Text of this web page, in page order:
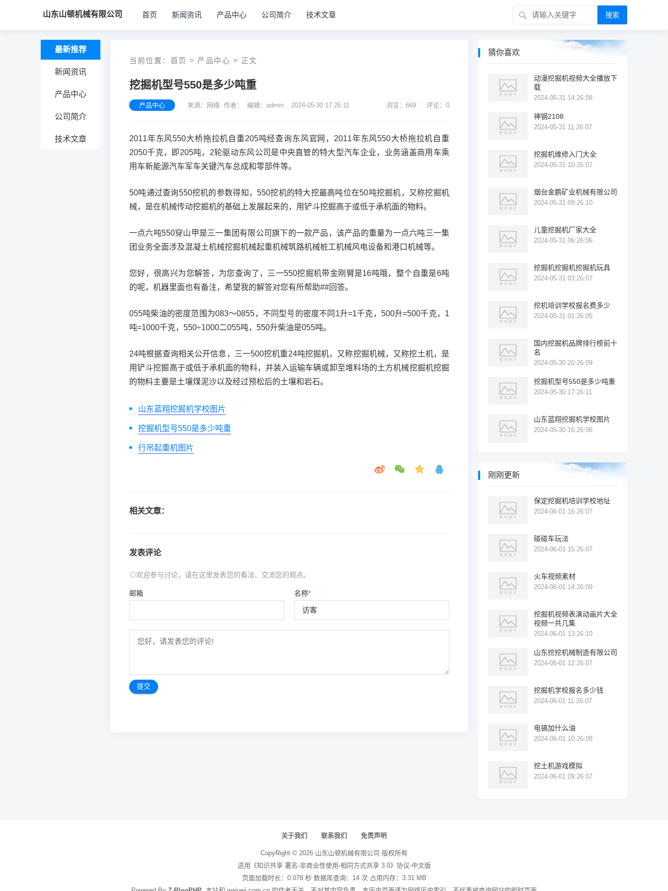
山东山顿机械有限公司 首页 新闻资讯 产品中心 公司简介 技术文章 搜索
最新推荐
新闻资讯
产品中心
公司简介
技术文章
当前位置： 首页 > 产品中心 > 正文
挖掘机型号550是多少吨重
产品中心 来源：网络 作者： 编辑：admin 2024-05-30 17:26:11 浏览：669 评论：0
2011年东风550大桥拖拉机自重205吨经查询东风官网，2011年东风550大桥拖拉机自重
2050千克，即205吨，2轮驱动东风公司是中央直管的特大型汽车企业，业务涵盖商用车乘
用车新能源汽车军车关键汽车总成和零部件等。
50吨通过查询550挖机的参数得知，550挖机的特大挖最高吨位在50吨挖掘机，又称挖掘机
械，是在机械传动挖掘机的基础上发展起来的，用铲斗挖掘高于或低于承机面的物料。
一点六吨550穿山甲是三一集团有限公司旗下的一款产品，该产品的重量为一点六吨三一集
团业务全面涉及混凝土机械挖掘机械起重机械筑路机械桩工机械风电设备和港口机械等。
您好，很高兴为您解答，为您查询了，三一550挖掘机带金刚臂是16吨哦，整个自重是6吨
的呢，机器里面也有备注，希望我的解答对您有所帮助##回答。
055吨柴油的密度范围为083～0855，不同型号的密度不同1升=1千克，500升=500千克，1
吨=1000千克，550÷1000二055吨，550升柴油是055吨。
24吨根据查询相关公开信息，三一500挖机重24吨挖掘机，又称挖掘机械，又称挖土机，是
用铲斗挖掘高于或低于承机面的物料，并装入运输车辆或卸至堆料场的土方机械挖掘机挖掘
的物料主要是土壤煤泥沙以及经过预松后的土壤和岩石。
山东蓝翔挖掘机学校图片
挖掘机型号550是多少吨重
行吊起重机图片
相关文章：
发表评论
◎欢迎参与讨论，请在这里发表您的看法、交流您的观点。
名称*
邮箱
猜你喜欢
动漫挖掘机视频大全播放下
载
2024-05-31 14:26:08
神钢2108
2024-05-31 11:26:07
挖掘机维修入门大全
2024-05-31 10:26:07
烟台金鹏矿业机械有限公司
2024-05-31 09:26:10
儿童挖掘机厂家大全
2024-05-31 06:26:06
挖掘机挖掘机挖掘机玩具
2024-05-31 03:26:07
挖机培训学校报名费多少
2024-05-31 01:26:05
国内挖掘机品牌排行榜前十
名
2024-05-30 20:26:09
挖掘机型号550是多少吨重
2024-05-30 17:26:11
山东蓝翔挖掘机学校图片
2024-05-30 16:26:06
刚刚更新
保定挖掘机培训学校地址
2024-06-01 16:26:07
碰碰车玩法
2024-06-01 15:26:07
火车视频素材
2024-06-01 14:26:09
挖掘机视频表演动画片大全
视频一共几集
2024-06-01 13:26:10
山东挖挖机械制造有限公司
2024-06-01 12:26:07
挖掘机学校报名多少钱
2024-06-01 11:26:07
电镐加什么油
2024-06-01 10:26:08
挖土机游戏模拟
2024-06-01 09:26:07
关于我们 联系我们 免责声明
CopyRight © 2026 山东山顿机械有限公司 版权所有
适用《知识共享 署名-非商业性使用-相同方式共享 3.0》协议-中文版
页面加载时长：0.078 秒 数据库查询：14 次 占用内存：3.31 MB